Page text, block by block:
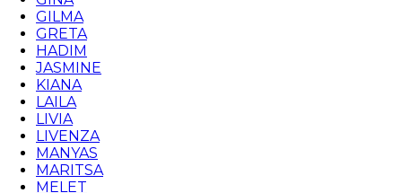
GILMA
GRETA
HADIM
JASMINE
KIANA
LAILA
LIVIA
LIVENZA
MANYAS
MARITSA
MELET